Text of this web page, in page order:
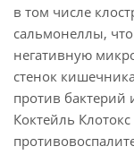
в том числе
сальмонеллы,
негативную
стенок
против
Коктейль